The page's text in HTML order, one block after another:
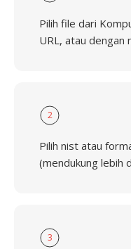
Pilih file dari
URL, atau dengan
2
Pilih nist atau
(mendukung lebih
3